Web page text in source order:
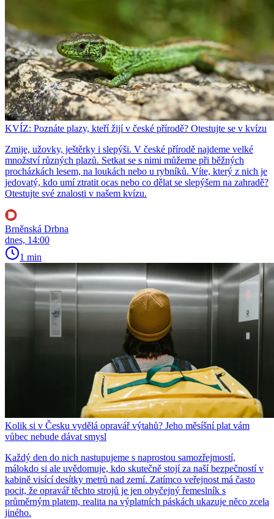
KVÍZ: Poznáte plazy, kteří žijí v české přírodě? Otestujte se v kvízu
Zmije, užovky, ještěrky i slepýši. V české přírodě najdeme velké
množství různých plazů. Setkat se s nimi můžeme při běžných
procházkách lesem, na loukách nebo u rybníků. Víte, který z nich je
jedovatý, kdo umí ztratit ocas nebo co dělat se slepýšem na zahradě?
Otestujte své znalosti v našem kvízu.
Brněnská Drbna
dnes, 14:00
1 min
Kolik si v Česku vydělá opravář výtahů? Jeho měsíšní plat vám
vůbec nebude dávat smysl
Každý den do nich nastupujeme s naprostou samozřejmostí,
málokdo si ale uvědomuje, kdo skutečně stojí za naší bezpečností v
kabině visící desítky metrů nad zemí. Zatímco veřejnost má často
pocit, že opravář těchto strojů je jen obyčejný řemeslník s
průměrným platem, realita na výplatních páskách ukazuje něco zcela
jiného.